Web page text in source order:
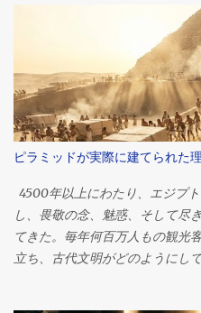
s
ピラミッドが実際に建てられた
4500年以上にわたり、エジプ
し、畏敬の念、魅惑、そして尽
てきた。毎年何百万人もの観光
立ち、古代文明がどのようにし